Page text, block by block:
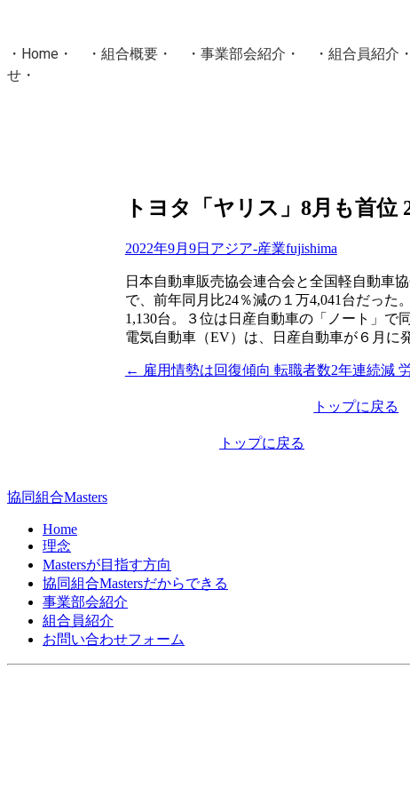
・ Home ・ ・ 組合概要 ・ ・ 事業部会紹介 ・ ・ 組合員紹介
せ ・
Masters組合員ログイントヨタ「ヤリス」8月も首位
2022年9月9日 アジア-産業fujishima
日本自動車販売協会連合会と全国軽自動車
で、前年同月比24％減の１万4,041台だっ
1,130台。３位は日産自動車の「ノート」で
電気自動車（EV）は、日産自動車が６月に
投
ョ
ン
← 雇用情勢は回復傾向 転職者数2年連続減
トップに戻る
トップに戻る
協同組合Masters
Home
理念
Mastersが目指す方向
協同組合Mastersだからできる
事業部会紹介
組合員紹介
お問い合わせフォーム